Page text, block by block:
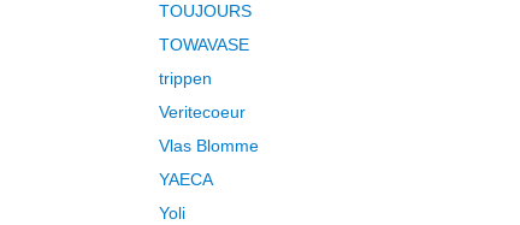
TOUJOURS
TOWAVASE
trippen
Veritecoeur
Vlas Blomme
YAECA
Yoli